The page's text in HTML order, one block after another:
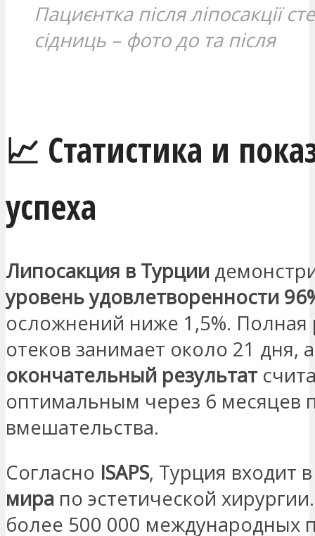
Пациєнтка після ліпосакції
сідниць – фото до та після
📈 Статистика и
успеха
Липосакция в Турции
уровень удовлетворенности
осложнений ниже 1,5%. Полная
отеков занимает около 21 дня, а
окончательный результат
оптимальным через 6 месяцев
вмешательства.
Согласно ISAPS, Турция входит
мира по эстетической
более 500 000 международных